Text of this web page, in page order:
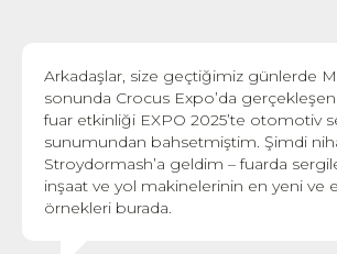
Arkadaşlar, size geçtiğimiz günlerde
sonunda Crocus Expo’da
fuar etkinliği EXPO 2025’te otomotiv
sunumundan bahsetmiştim. Şimdi
Stroydormash’a geldim – fuarda
inşaat ve yol makinelerinin en yeni ve
örnekleri burada.